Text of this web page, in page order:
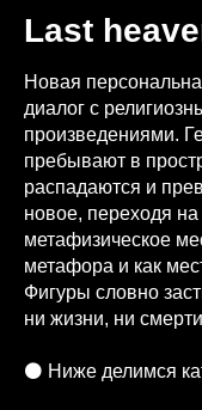
Last
Новая
диалог с
произведениями.
пребывают в
распадаются и
новое, переходя
метафизическое
метафора и как
Фигуры словно
ни жизни, ни
⚫️ Ниже делимся